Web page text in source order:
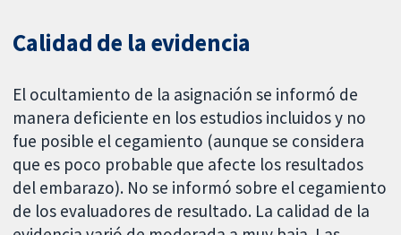
Calidad de la evidencia
El ocultamiento de la asignación se informó de
manera deficiente en los estudios incluidos y no
fue posible el cegamiento (aunque se considera
que es poco probable que afecte los resultados
del embarazo). No se informó sobre el cegamiento
de los evaluadores de resultado. La calidad de la